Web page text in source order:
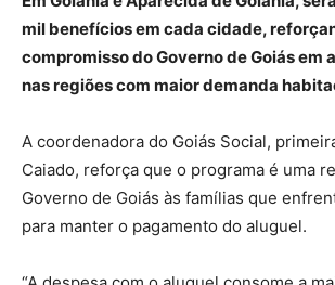
mil benefícios em cada cidade,
compromisso do Governo de Goiás em
nas regiões com maior demanda
A coordenadora do Goiás Social,
Caiado, reforça que o programa é uma
Governo de Goiás às famílias que
para manter o pagamento do aluguel.